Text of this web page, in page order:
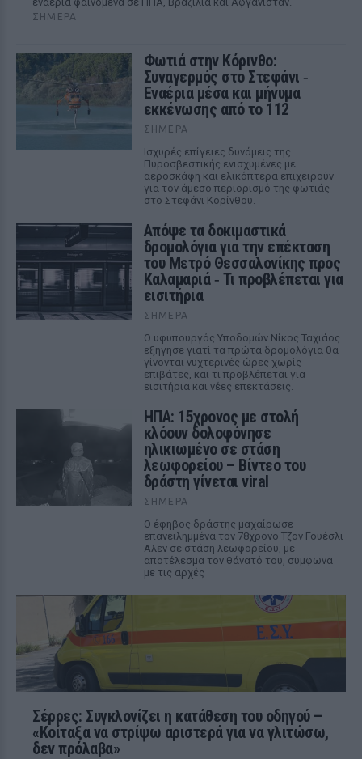
ΣΉΜΕΡΑ
Φωτιά στην Κόρινθο:
Συναγερμός στο Στεφάνι ‑
Εναέρια μέσα και μήνυμα
εκκένωσης από το 112
ΣΉΜΕΡΑ
Ισχυρές επίγειες δυνάμεις της
Πυροσβεστικής ενισχυμένες με
αεροσκάφη και ελικόπτερα επιχειρούν
για τον άμεσο περιορισμό της φωτιάς
στο Στεφάνι Κορίνθου.
Απόψε τα δοκιμαστικά
δρομολόγια για την επέκταση
του Μετρό Θεσσαλονίκης προς
Καλαμαριά ‑ Τι προβλέπεται για
εισιτήρια
ΣΉΜΕΡΑ
Ο υφυπουργός Υποδομών Νίκος Ταχιάος
εξήγησε γιατί τα πρώτα δρομολόγια θα
γίνονται νυχτερινές ώρες χωρίς
επιβάτες, και τι προβλέπεται για
εισιτήρια και νέες επεκτάσεις.
ΗΠΑ: 15χρονος με στολή
κλόουν δολοφόνησε
ηλικιωμένο σε στάση
λεωφορείου – Βίντεο του
δράστη γίνεται viral
ΣΉΜΕΡΑ
Ο έφηβος δράστης μαχαίρωσε
επανειλημμένα τον 78χρονο Τζον Γουέσλι
Αλεν σε στάση λεωφορείου, με
αποτέλεσμα τον θάνατό του, σύμφωνα
με τις αρχές
Σέρρες: Συγκλονίζει η κατάθεση του οδηγού –
«Κοίταξα να στρίψω αριστερά για να γλιτώσω,
δεν πρόλαβα»